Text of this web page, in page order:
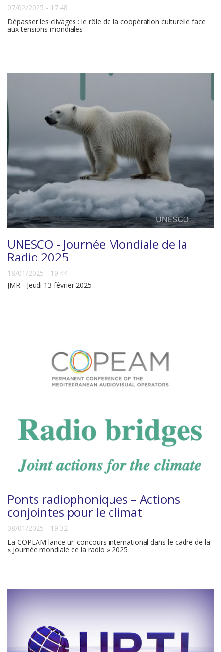
07/02/2025 - 17:48
Dépasser les clivages : le rôle de la coopération culturelle face
aux tensions mondiales
UNESCO - Journée Mondiale de la
Radio 2025
18/01/2025 - 19:44
JMR - Jeudi 13 février 2025
Ponts radiophoniques – Actions
conjointes pour le climat
08/01/2025 - 19:32
La COPEAM lance un concours international dans le cadre de la
« Journée mondiale de la radio » 2025